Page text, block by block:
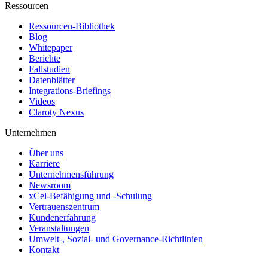
Ressourcen
Ressourcen-Bibliothek
Blog
Whitepaper
Berichte
Fallstudien
Datenblätter
Integrations-Briefings
Videos
Claroty Nexus
Unternehmen
Über uns
Karriere
Unternehmensführung
Newsroom
xCel-Befähigung und -Schulung
Vertrauenszentrum
Kundenerfahrung
Veranstaltungen
Umwelt-, Sozial- und Governance-Richtlinien
Kontakt